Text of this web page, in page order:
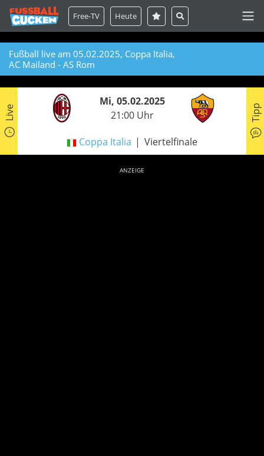
Free-TV Heute
Fußball live am 05.02.2025, Coppa Italia,
AC Mailand - AS Rom
Live
Mi, 05.02.2025
21:00 Uhr
Coppa Italia Viertelfinale
Tipp
ANZEIGE